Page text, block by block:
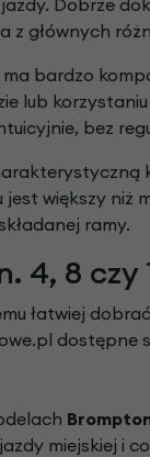
z głównych
ma bardzo
lub
bez
większy niż
ramy.
4, 8 czy
łatwiej
dostępne
miejskiej i